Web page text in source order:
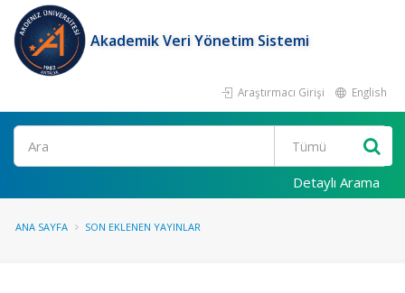
Akademik Veri Yönetim Sistemi
Araştırmacı Girişi English
Ara
Detaylı Arama
ANA SAYFA SON EKLENEN YAYINLAR